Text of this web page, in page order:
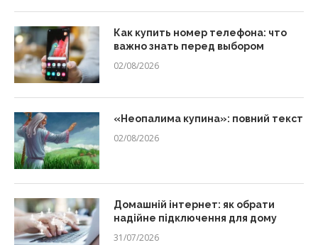
Как купить номер телефона: что
важно знать перед выбором
02/08/2026
«Неопалима купина»: повний текст
02/08/2026
Домашній інтернет: як обрати
надійне підключення для дому
31/07/2026